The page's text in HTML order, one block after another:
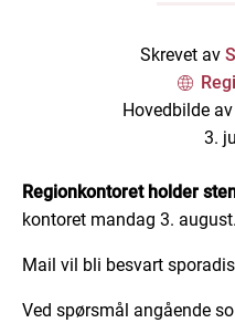
Skrevet av
Hovedbilde av
3.
Regionkontoret holder
kontoret mandag 3. august.
Mail vil bli besvart
Ved spørsmål angående